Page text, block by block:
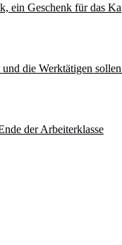
ein Geschenk für das
die Werktätigen
der Arbeiterklasse